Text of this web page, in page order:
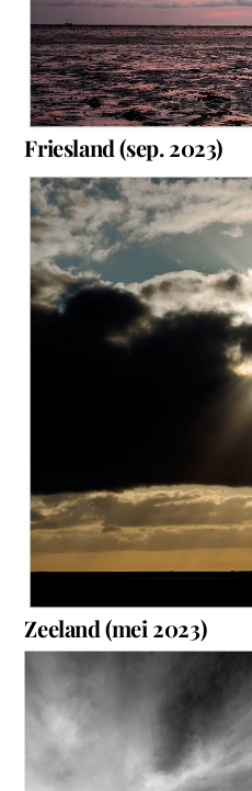
Friesland (sep. 2023)
Zeeland (mei 2023)